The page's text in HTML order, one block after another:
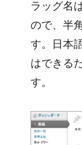
ラッグ名
ので、半
す。日本
はできる
す。